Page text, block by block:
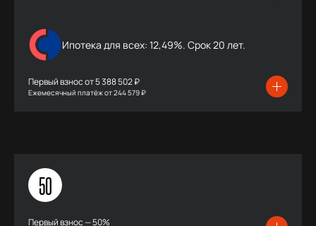
Ипотека для всех: 12,49%. Срок 20 лет.
Первый взнос от5 388 502 ₽
Ежемесячный платёжот244 579 ₽
50
Первый взнос — 50%